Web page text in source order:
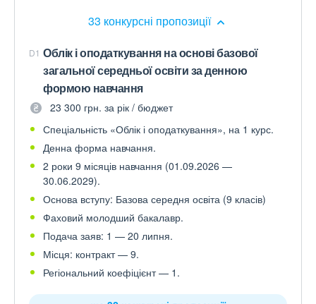
33 конкурсні пропозиції
D1 Облік і оподаткування на основі базової
загальної середньої освіти за денною
формою навчання
23 300 грн. за рік / бюджет
Спеціальність «Облік і оподаткування», на 1 курс.
Денна форма навчання.
2 роки 9 місяців навчання (01.09.2026 —
30.06.2029).
Основа вступу: Базова середня освіта (9 класів)
Фаховий молодший бакалавр.
Подача заяв: 1 — 20 липня.
Місця: контракт — 9.
Регіональний коефіцієнт — 1.